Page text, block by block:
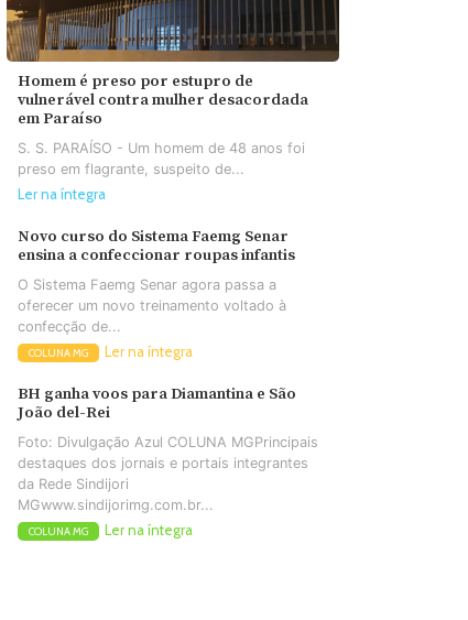
Homem é preso por estupro de
vulnerável contra mulher desacordada
em Paraíso
S. S. PARAÍSO - Um homem de 48 anos foi
preso em flagrante, suspeito de...
Ler na íntegra
Novo curso do Sistema Faemg Senar
ensina a confeccionar roupas infantis
O Sistema Faemg Senar agora passa a
oferecer um novo treinamento voltado à
confecção de...
COLUNA MG Ler na íntegra
BH ganha voos para Diamantina e São
João del-Rei
Foto: Divulgação Azul COLUNA MGPrincipais
destaques dos jornais e portais integrantes
da Rede Sindijori
MGwww.sindijorimg.com.br...
COLUNA MG Ler na íntegra